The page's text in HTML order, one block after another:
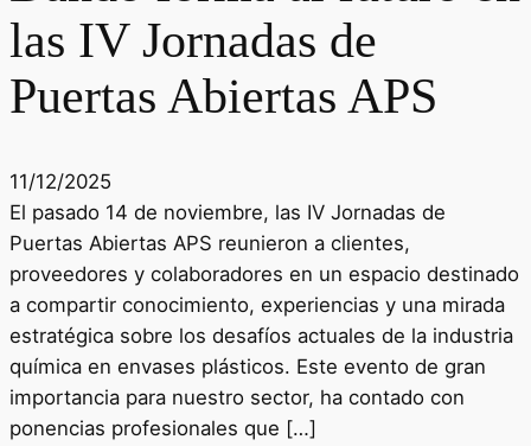
las IV Jornadas de
Puertas Abiertas APS
11/12/2025
El pasado 14 de noviembre, las IV Jornadas de
Puertas Abiertas APS reunieron a clientes,
proveedores y colaboradores en un espacio destinado
a compartir conocimiento, experiencias y una mirada
estratégica sobre los desafíos actuales de la industria
química en envases plásticos. Este evento de gran
importancia para nuestro sector, ha contado con
ponencias profesionales que […]